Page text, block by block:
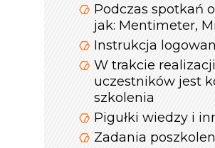
Podczas spotkań
jak: Mentimeter,
Instrukcja
W trakcie
uczestników jest
szkolenia
Pigułki wiedzy i
Zadania